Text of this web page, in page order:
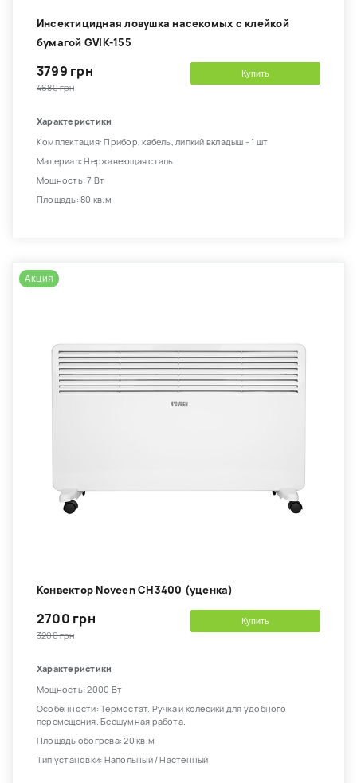
Инсектицидная ловушка насекомых с клейкой
бумагой GVIK-155
3799 грн
4680 грн
Купить
Характеристики
Комплектация: Прибор, кабель, липкий вкладыш - 1 шт
Материал: Нержавеющая сталь
Мощность: 7 Вт
Площадь: 80 кв.м
Акция
Конвектор Noveen CH3400 (уценка)
2700 грн
3200 грн
Купить
Характеристики
Мощность: 2000 Вт
Особенности: Термостат. Ручка и колесики для удобного
перемещения. Бесшумная работа.
Площадь обогрева: 20 кв.м
Тип установки: Напольный / Настенный